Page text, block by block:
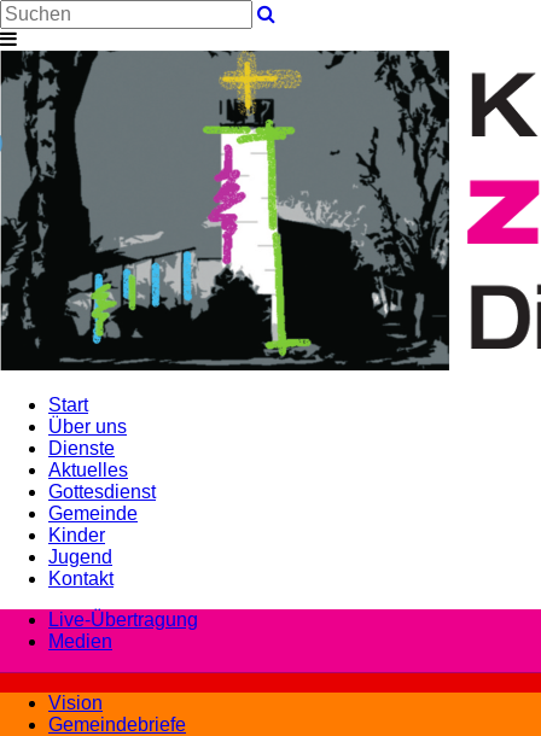
Start
Über uns
Dienste
Aktuelles
Gottesdienst
Gemeinde
Kinder
Jugend
Kontakt
Live-Übertragung
Medien
Vision
Gemeindebriefe